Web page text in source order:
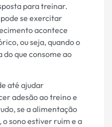
para treinar.
se exercitar
acontece
ou seja, quando o
que consome ao
até ajudar
adesão ao treino e
se a alimentação
sono estiver ruim e a